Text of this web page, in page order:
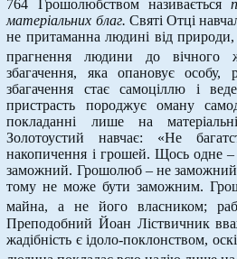
764 Грошолюбством називається
матеріальних благ. Святі Отці
не притаманна людині від
прагнення людини до вічного
збагачення, яка опановує особу,
збагачення стає самоціллю і
пристрасть породжує оману
покладанні лише на
Золотоустий навчає: «Не
накопичення і грошей. Щось одне
заможний. Грошолюб – не
тому не може бути заможним.
майна, а не його власником;
Преподобний Йоан Ліствичник
жадібність є ідоло-поклонством,